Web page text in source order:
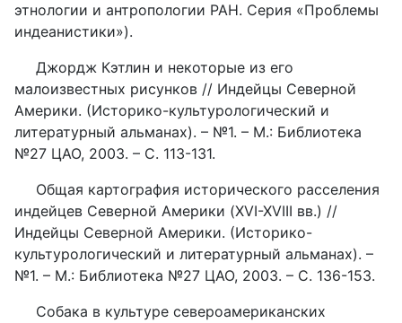
этнологии и антропологии РАН. Серия «Проблемы
индеанистики»).
Джордж Кэтлин и некоторые из его
малоизвестных рисунков // Индейцы Северной
Америки. (Историко-культурологический и
литературный альманах). – №1. – М.: Библиотека
№27 ЦАО, 2003. – С. 113-131.
Общая картография исторического расселения
индейцев Северной Америки (XVI-XVIII вв.) //
Индейцы Северной Америки. (Историко-
культурологический и литературный альманах). –
№1. – М.: Библиотека №27 ЦАО, 2003. – С. 136-153.
Собака в культуре североамериканских